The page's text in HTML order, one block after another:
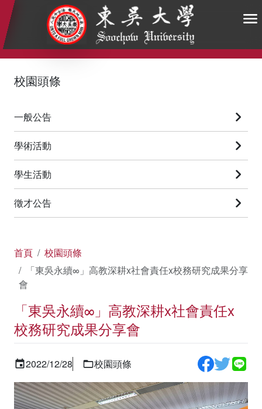
:::
校園頭條
一般公告
學術活動
學生活動
徵才公告
首頁
校園頭條
「東吳永續∞」高教深耕x社會責任x校務研究成果分享
會
「東吳永續∞」高教深耕x社會責任x
校務研究成果分享會
2022/12/28 校園頭條